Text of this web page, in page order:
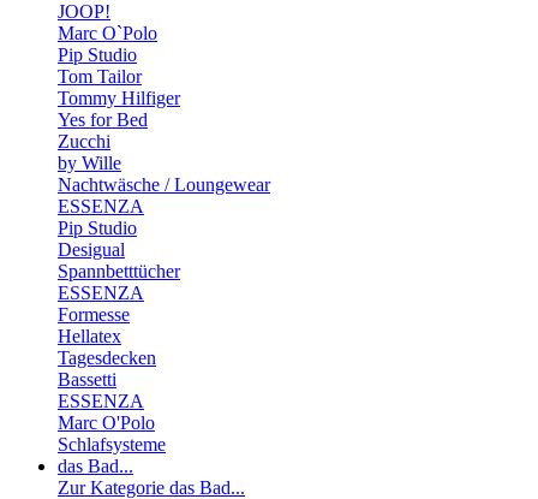
JOOP!
Marc O`Polo
Pip Studio
Tom Tailor
Tommy Hilfiger
Yes for Bed
Zucchi
by Wille
Nachtwäsche / Loungewear
ESSENZA
Pip Studio
Desigual
Spannbetttücher
ESSENZA
Formesse
Hellatex
Tagesdecken
Bassetti
ESSENZA
Marc O'Polo
Schlafsysteme
das Bad...
Zur Kategorie das Bad...